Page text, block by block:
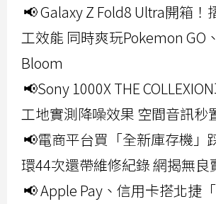
📢 Galaxy Z Fold8 Ultra開箱！
工效能 同時爽玩Pokemon GO
Bloom
📢Sony 1000X THE
工地實測降噪效果 空間音訊秒
📢電商平台買「全新庫存機」
環44次還帶維修紀錄 網揭無良
📢 Apple Pay、信用卡搭北捷